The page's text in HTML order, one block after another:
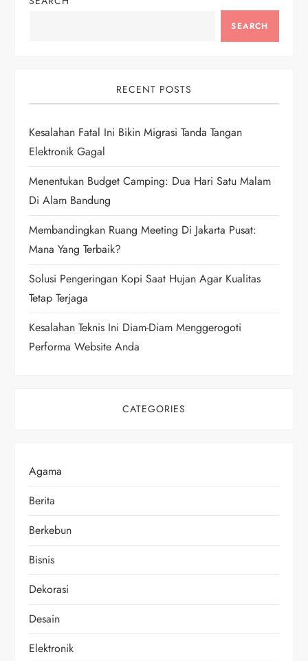
i
g
a
t
i
o
n
SEARCH
RECENT POSTS
Kesalahan Fatal Ini Bikin Migrasi Tanda Tangan
Elektronik Gagal
Menentukan Budget Camping: Dua Hari Satu Malam
Di Alam Bandung
Membandingkan Ruang Meeting Di Jakarta Pusat:
Mana Yang Terbaik?
Solusi Pengeringan Kopi Saat Hujan Agar Kualitas
Tetap Terjaga
Kesalahan Teknis Ini Diam-Diam Menggerogoti
Performa Website Anda
CATEGORIES
Agama
Berita
Berkebun
Bisnis
Dekorasi
Desain
Elektronik